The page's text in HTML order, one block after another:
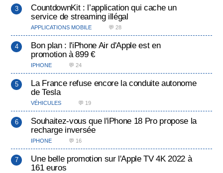
CountdownKit : l’application qui cache un
service de streaming illégal
APPLICATIONS MOBILE 💬 28
Bon plan : l'iPhone Air d'Apple est en
promotion à 899 €
IPHONE 💬 24
La France refuse encore la conduite autonome
de Tesla
VÉHICULES 💬 19
Souhaitez-vous que l'iPhone 18 Pro propose la
recharge inversée
IPHONE 💬 16
Une belle promotion sur l'Apple TV 4K 2022 à
161 euros